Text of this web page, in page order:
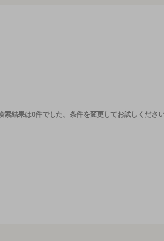
索結果は0件でした。 条件を変更してお試しください